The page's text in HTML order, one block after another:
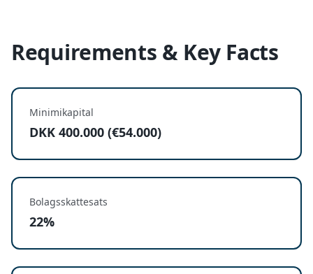
Requirements & Key Facts
Minimikapital
DKK 400.000 (€54.000)
Bolagsskattesats
22%